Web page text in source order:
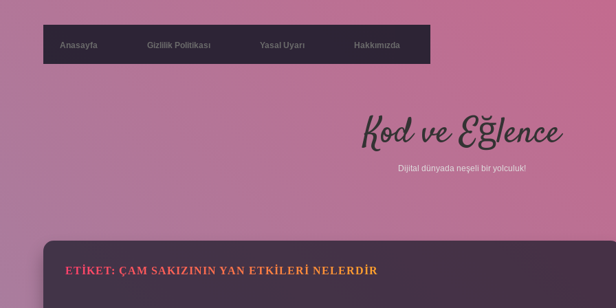
Anasayfa Gizlilik Politikası Yasal Uyarı Hakkımızda
Kod ve Eğlence
Dijital dünyada neşeli bir yolculuk!
ETIKET: ÇAM SAKIZININ YAN ETKILERI NELERDIR